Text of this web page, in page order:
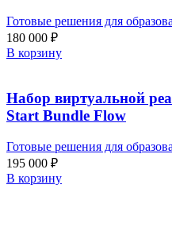
Готовые решения для
180 000 ₽
В корзину
Набор виртуальной
Start Bundle Flow
Готовые решения для
195 000 ₽
В корзину